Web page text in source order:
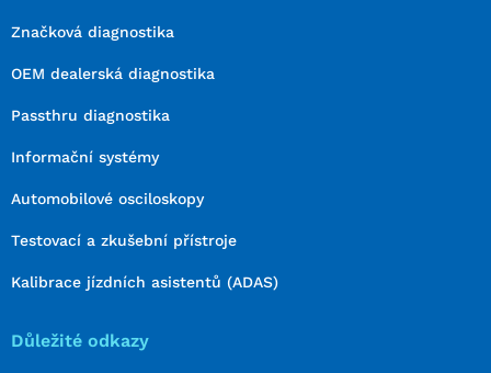
Značková diagnostika
OEM dealerská diagnostika
Passthru diagnostika
Informační systémy
Automobilové osciloskopy
Testovací a zkušební přístroje
Kalibrace jízdních asistentů (ADAS)
Důležité odkazy